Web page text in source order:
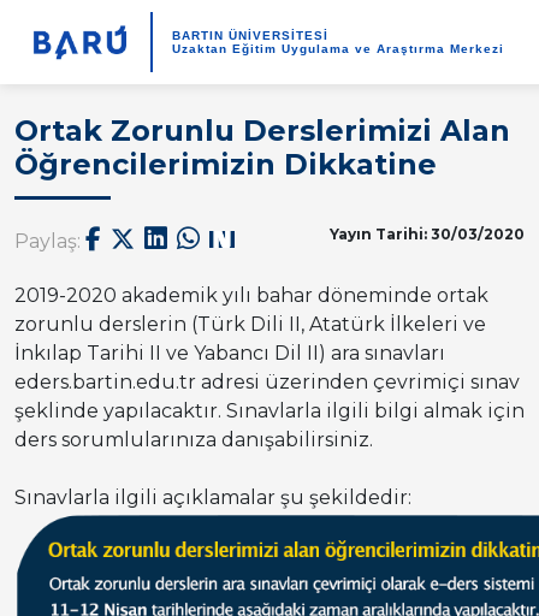
BARTIN ÜNİVERSİTESİ
Uzaktan Eğitim Uygulama ve Araştırma Merkezi
Ortak Zorunlu Derslerimizi Alan
Öğrencilerimizin Dikkatine
Paylaş: Yayın Tarihi: 30/03/2020
2019-2020 akademik yılı bahar döneminde ortak
zorunlu derslerin (Türk Dili II, Atatürk İlkeleri ve
İnkılap Tarihi II ve Yabancı Dil II) ara sınavları
eders.bartin.edu.tr adresi üzerinden çevrimiçi sınav
şeklinde yapılacaktır. Sınavlarla ilgili bilgi almak için
ders sorumlularınıza danışabilirsiniz.
Sınavlarla ilgili açıklamalar şu şekildedir: